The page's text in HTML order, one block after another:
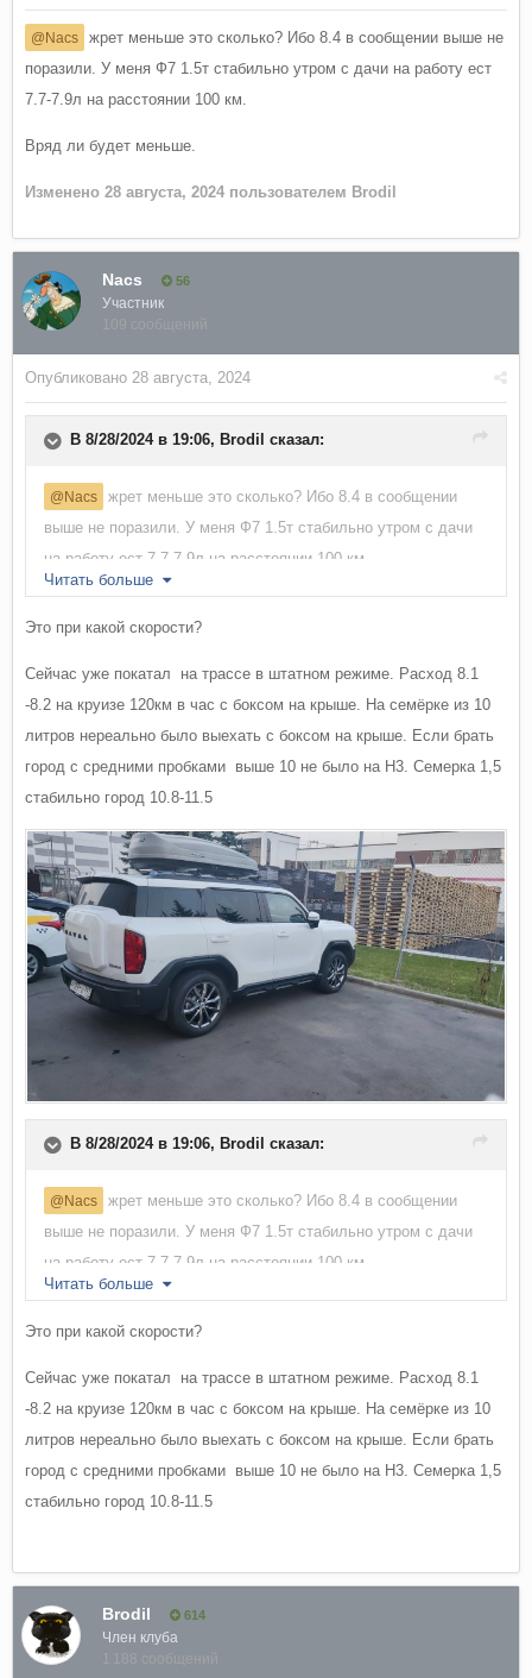
@Nacs
жрет меньше это сколько? Ибо 8.4 в сообщении выше не
поразили. У меня Ф7 1.5т стабильно утром с дачи на работу ест
7.7-7.9л на расстоянии 100 км.
Вряд ли будет меньше.
Изменено 28 августа, 2024 пользователем Brodil
Nacs 56
Участник
109 сообщений
Опубликовано 28 августа, 2024
В 8/28/2024 в 19:06, Brodil сказал:
@Nacs
жрет меньше это сколько? Ибо 8.4 в сообщении
выше не поразили. У меня Ф7 1.5т стабильно утром с дачи
на работу ест 7.7-7.9л на расстоянии 100 км.
Читать больше
Это при какой скорости?
Сейчас уже покатал на трассе в штатном режиме. Расход 8.1
-8.2 на круизе 120км в час с боксом на крыше. На семёрке из 10
литров нереально было выехать с боксом на крыше. Если брать
город с средними пробками выше 10 не было на H3. Семерка 1,5
стабильно город 10.8-11.5
В 8/28/2024 в 19:06, Brodil сказал:
@Nacs
жрет меньше это сколько? Ибо 8.4 в сообщении
выше не поразили. У меня Ф7 1.5т стабильно утром с дачи
на работу ест 7.7-7.9л на расстоянии 100 км.
Читать больше
Это при какой скорости?
Сейчас уже покатал на трассе в штатном режиме. Расход 8.1
-8.2 на круизе 120км в час с боксом на крыше. На семёрке из 10
литров нереально было выехать с боксом на крыше. Если брать
город с средними пробками выше 10 не было на H3. Семерка 1,5
стабильно город 10.8-11.5
Brodil 614
Член клуба
1 188 сообщений